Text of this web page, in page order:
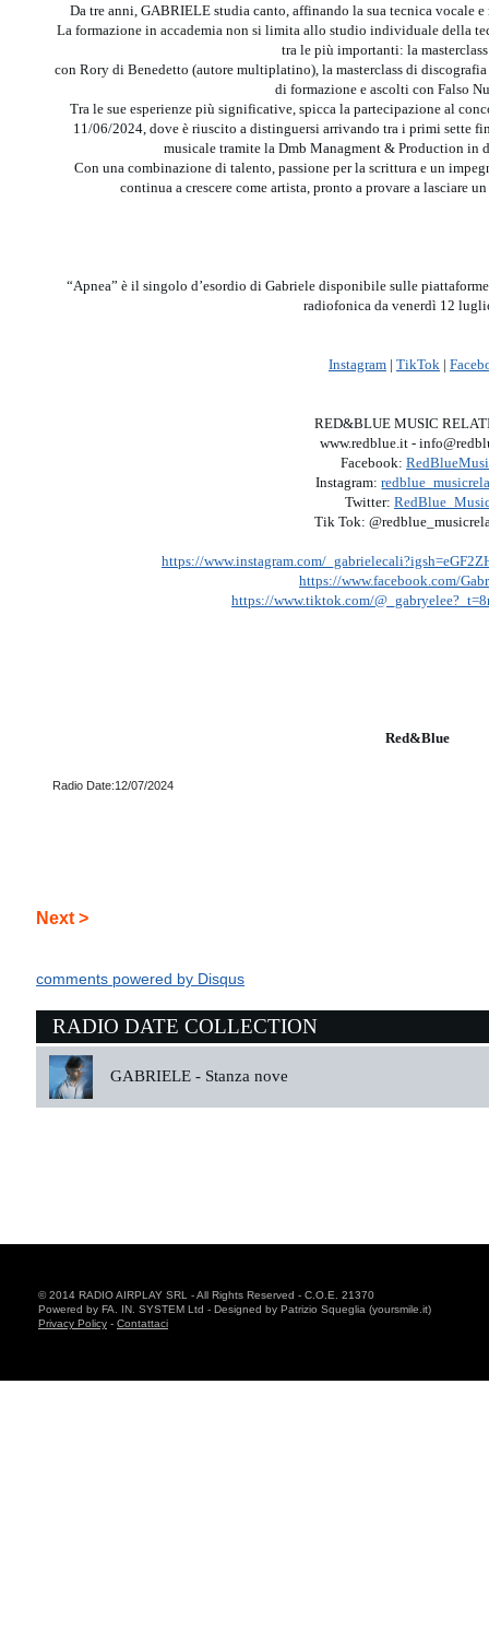
Da tre anni, GABRIELE studia canto, affinando la sua tecnica vocale
La formazione in accademia non si limita allo studio individuale della
tra le più importanti: la
con Rory di Benedetto (autore multiplatino), la masterclass di
di formazione e ascolti con Falso
Tra le sue esperienze più significative, spicca la partecipazione al
11/06/2024, dove è riuscito a distinguersi arrivando tra i primi sette
musicale tramite la Dmb Managment & Production in
Con una combinazione di talento, passione per la scrittura e un
continua a crescere come artista, pronto a provare a lasciare
“Apnea” è il singolo d’esordio di Gabriele disponibile sulle
radiofonica da venerdì 12
Instagram | TikTok |
RED&BLUE MUSIC
www.redblue.it -
Facebook:
Instagram:
Twitter:
Tik Tok:
https://www.instagram.com/
https://www.facebook.com/
https://www.tiktok.com/
Red&Blue
Radio Date:12/07/2024
Next >
comments powered by Disqus
RADIO DATE COLLECTION
GABRIELE - Stanza nove
© 2014 RADIO AIRPLAY SRL - All Rights Reserved - C.O.E. 21370
Powered by FA. IN. SYSTEM Ltd - Designed by Patrizio Squeglia (yoursmile.it)
Privacy Policy - Contattaci